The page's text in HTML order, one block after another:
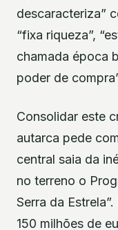
descaracteriza”
“fixa riqueza”,
chamada época
poder de
Consolidar este
autarca pede
central saia da
no terreno o
Serra da
150 milhões de